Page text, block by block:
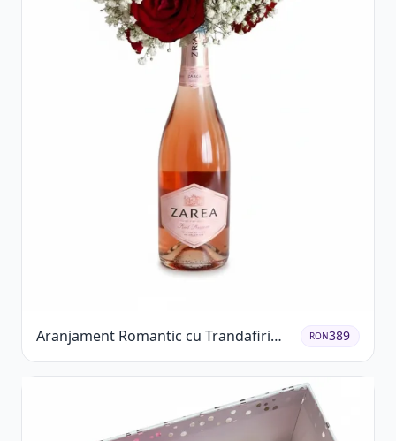
Aranjament Romantic cu Trandafiri
Roșii și Șampanie rose
RON389